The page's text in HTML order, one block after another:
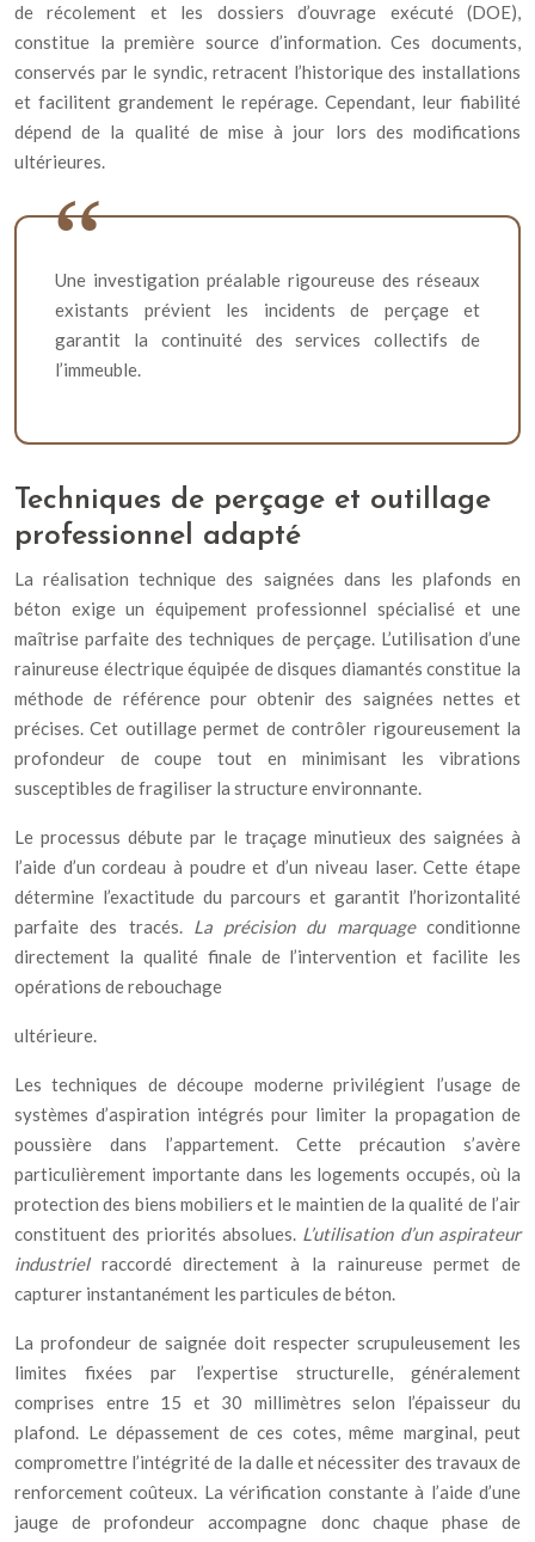
de récolement et les dossiers d’ouvrage exécuté (DOE),
constitue la première source d’information. Ces documents,
conservés par le syndic, retracent l’historique des installations
et facilitent grandement le repérage. Cependant, leur fiabilité
dépend de la qualité de mise à jour lors des modifications
ultérieures.
Une investigation préalable rigoureuse des réseaux
existants prévient les incidents de perçage et
garantit la continuité des services collectifs de
l’immeuble.
Techniques de perçage et outillage
professionnel adapté
La réalisation technique des saignées dans les plafonds en
béton exige un équipement professionnel spécialisé et une
maîtrise parfaite des techniques de perçage. L’utilisation d’une
rainureuse électrique équipée de disques diamantés constitue la
méthode de référence pour obtenir des saignées nettes et
précises. Cet outillage permet de contrôler rigoureusement la
profondeur de coupe tout en minimisant les vibrations
susceptibles de fragiliser la structure environnante.
Le processus débute par le traçage minutieux des saignées à
l’aide d’un cordeau à poudre et d’un niveau laser. Cette étape
détermine l’exactitude du parcours et garantit l’horizontalité
parfaite des tracés. La précision du marquageconditionne
directement la qualité finale de l’intervention et facilite les
opérations de rebouchage
ultérieure.
Les techniques de découpe moderne privilégient l’usage de
systèmes d’aspiration intégrés pour limiter la propagation de
poussière dans l’appartement. Cette précaution s’avère
particulièrement importante dans les logements occupés, où la
protection des biens mobiliers et le maintien de la qualité de l’air
constituent des priorités absolues. L’utilisation d’un aspirateur
industriel raccordé directement à la rainureuse permet de
capturer instantanément les particules de béton.
La profondeur de saignée doit respecter scrupuleusement les
limites fixées par l’expertise structurelle, généralement
comprises entre 15 et 30 millimètres selon l’épaisseur du
plafond. Le dépassement de ces cotes, même marginal, peut
compromettre l’intégrité de la dalle et nécessiter des travaux de
renforcement coûteux. La vérification constante à l’aide d’une
jauge de profondeur accompagne donc chaque phase de